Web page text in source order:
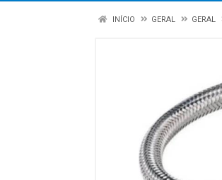
INÍCIO GERAL GERAL